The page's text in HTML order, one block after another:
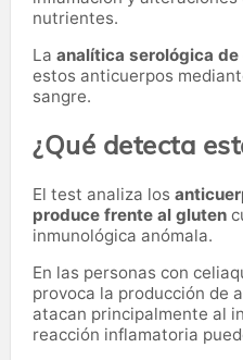
nutrientes.
La analítica serológica de
estos anticuerpos
sangre.
¿Qué detecta
El test analiza los
produce frente al gluten
inmunológica anómala.
En las personas con
provoca la producción de
atacan principalmente al
reacción inflamatoria